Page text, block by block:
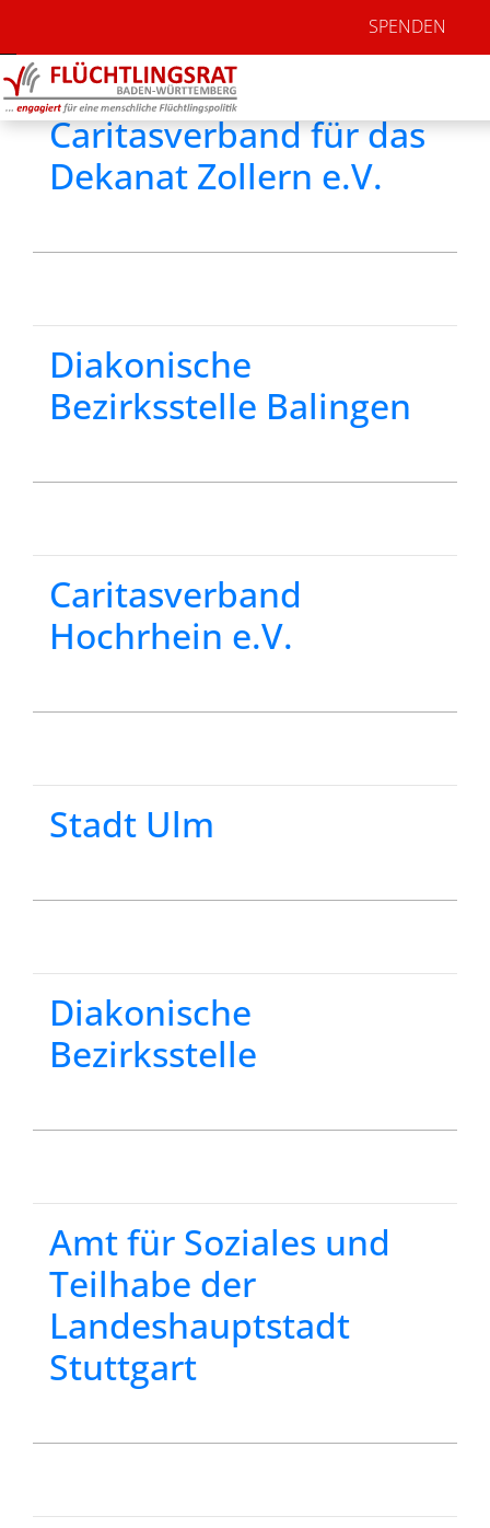
SPENDEN
Adressen Kategorie:
Sozialdienst/
Caritasverband für das
Dekanat Zollern e.V.
Diakonische
Bezirksstelle Balingen
Caritasverband
Hochrhein e.V.
Stadt Ulm
Diakonische
Bezirksstelle
Amt für Soziales und
Teilhabe der
Landeshauptstadt
Stuttgart